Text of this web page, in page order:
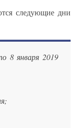
следующие дни
8 января 2019